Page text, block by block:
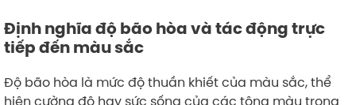
Định nghĩa độ bão hòa và tác động trực
tiếp đến màu sắc
Độ bão hòa là mức độ thuần khiết của màu sắc, thể
hiện cường độ hay sức sống của các tông màu trong